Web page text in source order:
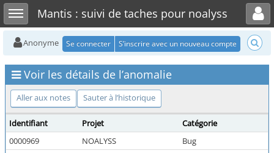
Toggle sidebarMantis : suivi de taches pour noalyss
Toggle user menu
Anonyme Se connecter S’inscrire avec un nouveau compte
Voir les détails de l’anomalie
Aller aux notes Sauter à l’historique
Identifiant Projet Catégorie
0000969
NOALYSS Bug